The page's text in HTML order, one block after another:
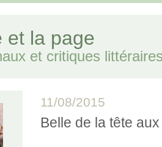
et la page
et critiques
11/08/2015
Belle de la tête